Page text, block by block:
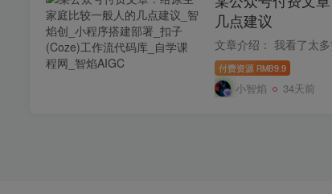
几点建议
付费资源 RMB9.9
小智焰 34天前